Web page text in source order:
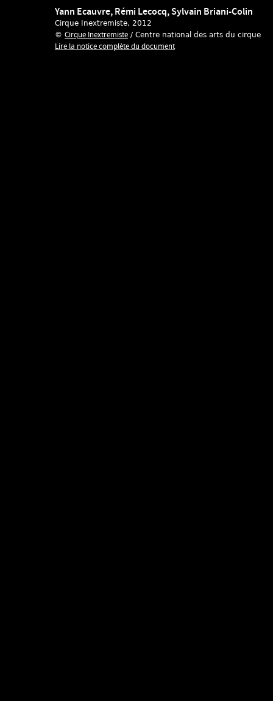
Yann Ecauvre, Rémi Lecocq, Sylvain Briani-Colin
Cirque Inextremiste, 2012
© Cirque Inextremiste / Centre national des arts du cirque
Lire la notice complète du document